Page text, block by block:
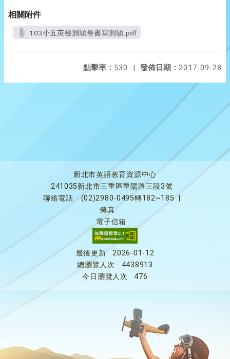
相關附件
103小五英檢測驗卷書寫測驗.pdf
發佈日期： 2017-09-28
點擊率： 530 |
新北市英語教育資源中心
241035新北市三重區重陽路三段3號
聯絡電話
(02)2980-0495轉182~185
傳真
電子信箱
最後更新
2026-01-12
總瀏覽人次
4438913
今日瀏覽人次
476